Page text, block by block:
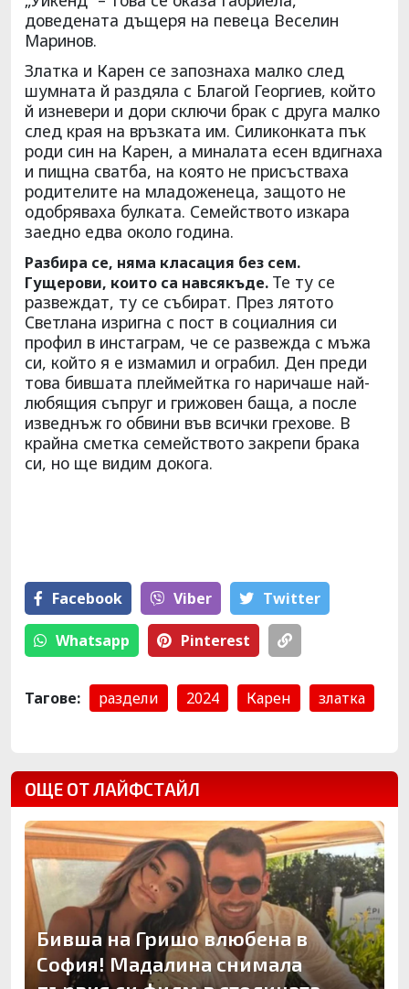
доведената дъщеря на певеца Веселин
Маринов.
Златка и Карен се запознаха малко след
шумната й раздяла с Благой Георгиев, който
й изневери и дори сключи брак с друга малко
след края на връзката им. Силиконката пък
роди син на Карен, а миналата есен вдигнаха
и пищна сватба, на която не присъстваха
родителите на младоженеца, защото не
одобряваха булката. Семейството изкара
заедно едва около година.
Разбира се, няма класация без сем.
Гущерови, които са навсякъде. Те ту се
развеждат, ту се събират. През лятото
Светлана изригна с пост в социалния си
профил в инстаграм, че се развежда с мъжа
си, който я е измамил и ограбил. Ден преди
това бившата плеймейтка го наричаше най-
любящия съпруг и грижовен баща, а после
изведнъж го обвини във всички грехове. В
крайна сметка семейството закрепи брака
си, но ще видим докога.
Facebook Viber Тwitter
Whatsapp Pinterest
Тагове: раздели 2024 Карен златка
ОЩЕ ОТ ЛАЙФСТАЙЛ
Бивша на Гришо влюбена в
София! Мадалина снимала